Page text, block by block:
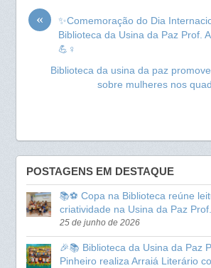
o
k
A
p
«
✨Comemoração do Dia
Biblioteca da Usina da Paz Prof.
💪♀️
Biblioteca da usina da paz
sobre mulheres nos
POSTAGENS EM DESTAQUE
📚⚽ Copa na Biblioteca reúne
criatividade na Usina da Paz
25 de junho de 2026
🎉📚 Biblioteca da Usina da Paz
Pinheiro realiza Arraiá Literário